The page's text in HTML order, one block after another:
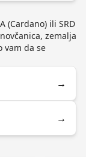
(Cardano) ili SRD
zemalja
vam da se
→
→